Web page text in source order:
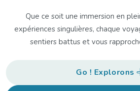
Que ce soit une immersion en
expériences singulières, chaque
sentiers battus et vous
Go ! Explorons